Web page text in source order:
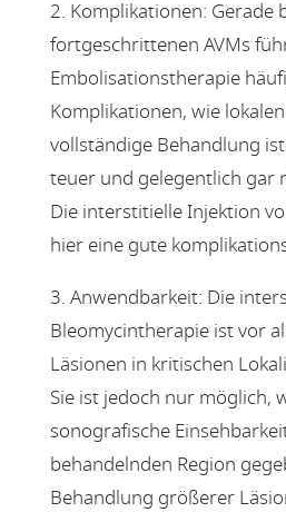
2. Komplikationen: Gerade
fortgeschrittenen AVMs
Embolisationstherapie
Komplikationen, wie
vollständige Behandlung
teuer und gelegentlich gar
Die interstitielle Injektion
hier eine gute
3. Anwendbarkeit: Die
Bleomycintherapie ist vor
Läsionen in kritischen
Sie ist jedoch nur möglich,
sonografische
behandelnden Region
Behandlung größerer